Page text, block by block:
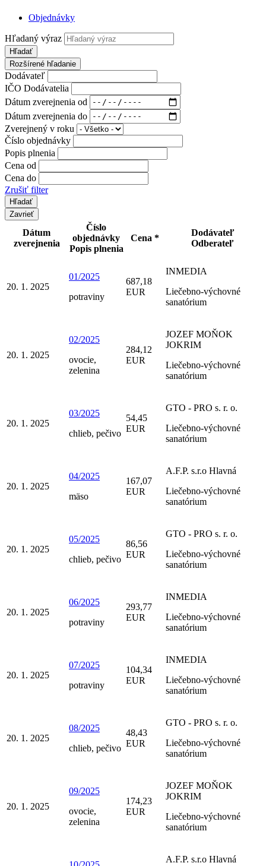
Objednávky
Hľadaný výraz
Hľadať
Rozšírené hľadanie
Dodávateľ
IČO Dodávatelia
Dátum zverejnenia od
Dátum zverejnenia do
Zverejnený v roku
Číslo objednávky
Popis plnenia
Cena od
Cena do
Zrušiť filter
Zavrieť
Dátum
zverejnenia
Číslo
objednávky
Popis plnenia
Cena *
Dodávateľ
Odberateľ
20. 1. 2025
01/2025
potraviny
687,18
EUR
INMEDIA
Liečebno-výchovné
sanatórium
20. 1. 2025
02/2025
ovocie,
zelenina
284,12
EUR
JOZEF MOŇOK
JOKRIM
Liečebno-výchovné
sanatórium
20. 1. 2025
03/2025
chlieb, pečivo
54,45
EUR
GTO - PRO s. r. o.
Liečebno-výchovné
sanatórium
20. 1. 2025
04/2025
mäso
167,07
EUR
A.F.P. s.r.o Hlavná
Liečebno-výchovné
sanatórium
20. 1. 2025
05/2025
chlieb, pečivo
86,56
EUR
GTO - PRO s. r. o.
Liečebno-výchovné
sanatórium
20. 1. 2025
06/2025
potraviny
293,77
EUR
INMEDIA
Liečebno-výchovné
sanatórium
20. 1. 2025
07/2025
potraviny
104,34
EUR
INMEDIA
Liečebno-výchovné
sanatórium
20. 1. 2025
08/2025
chlieb, pečivo
48,43
EUR
GTO - PRO s. r. o.
Liečebno-výchovné
sanatórium
20. 1. 2025
09/2025
ovocie,
zelenina
174,23
EUR
JOZEF MOŇOK
JOKRIM
Liečebno-výchovné
sanatórium
A.F.P. s.r.o Hlavná